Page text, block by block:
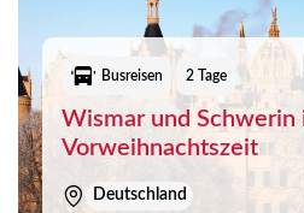
Busreisen 2 Tage
Wismar und Schwerin
Vorweihnachtszeit
Deutschland